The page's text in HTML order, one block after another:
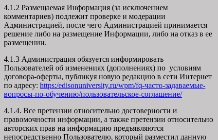
4.1.2 Размещаемая Информация (за исключением
комментариев) подлежит проверке и модерации
Администрацией, после чего Администрацией принимается
решение либо на размещение Информации, либо на отказ в ее
размещении.
4.1.3 Администрация обязуется информировать
Пользователей об изменениях (дополнениях) по условиям
договора-оферты, публикуя новую редакцию в сети Интернет
по адресу: https:/edisonuniversity.ru/wpm/fq-часто-задаваемые-
вопросы-по-обучению/пользовательское-соглашение/
4.1.4. Все претензии относительно достоверности и
правомочности информации, а также претензии относительно
авторских прав на информацию предъявляются
непосредственно Пользователю, который разместил данную